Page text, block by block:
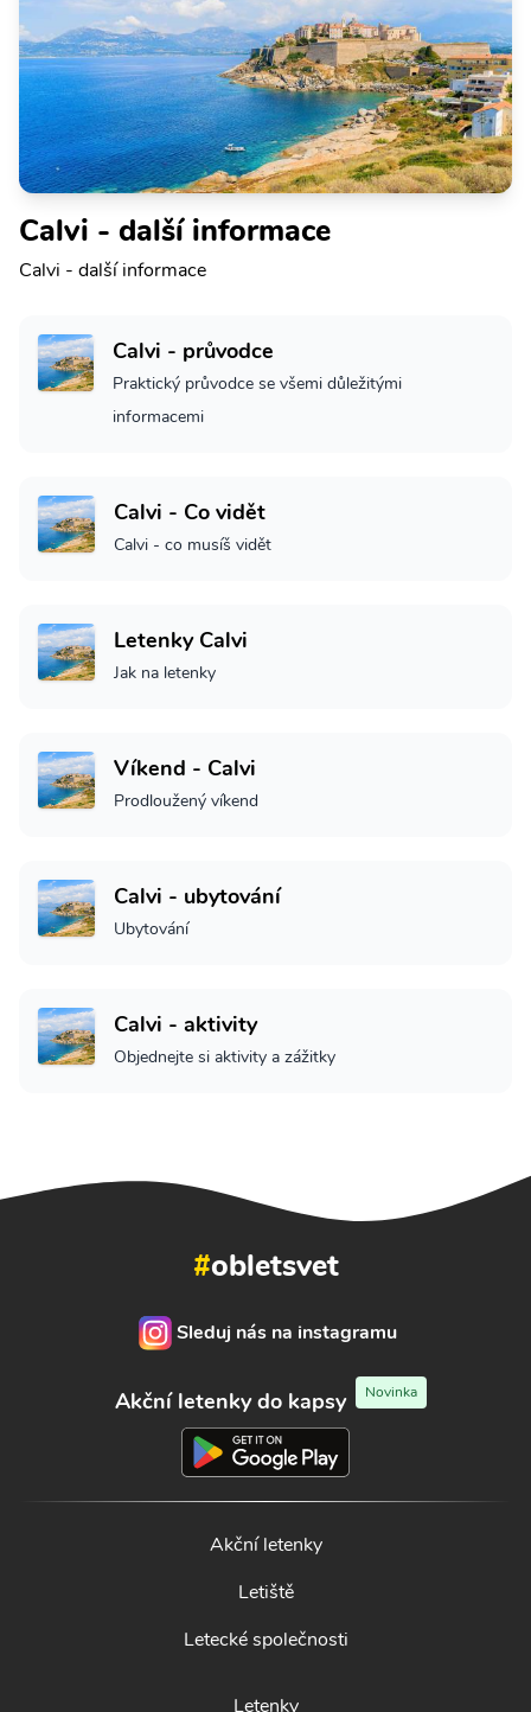
Calvi - další informace
Calvi - další informace
Calvi - průvodce
Praktický průvodce se všemi důležitými
informacemi
Calvi - Co vidět
Calvi - co musíš vidět
Letenky Calvi
Jak na letenky
Víkend - Calvi
Prodloužený víkend
Calvi - ubytování
Ubytování
Calvi - aktivity
Objednejte si aktivity a zážitky
#obletsvet
Sleduj nás na instagramu
Akční letenky do kapsy Novinka
Akční letenky
Letiště
Letecké společnosti
Letenky